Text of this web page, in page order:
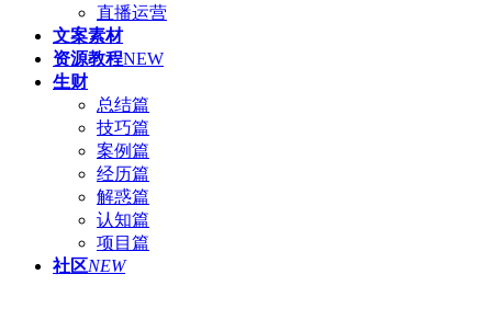
直播运营
文案素材
资源教程NEW
生财
总结篇
技巧篇
案例篇
经历篇
解惑篇
认知篇
项目篇
社区NEW